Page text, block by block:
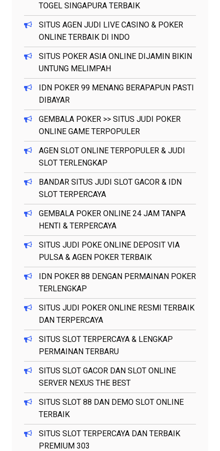
TOGEL SINGAPURA TERBAIK
SITUS AGEN JUDI LIVE CASINO & POKER
ONLINE TERBAIK DI INDO
SITUS POKER ASIA ONLINE DIJAMIN BIKIN
UNTUNG MELIMPAH
IDN POKER 99 MENANG BERAPAPUN PASTI
DIBAYAR
GEMBALA POKER >> SITUS JUDI POKER
ONLINE GAME TERPOPULER
AGEN SLOT ONLINE TERPOPULER & JUDI
SLOT TERLENGKAP
BANDAR SITUS JUDI SLOT GACOR & IDN
SLOT TERPERCAYA
GEMBALA POKER ONLINE 24 JAM TANPA
HENTI & TERPERCAYA
SITUS JUDI POKE ONLINE DEPOSIT VIA
PULSA & AGEN POKER TERBAIK
IDN POKER 88 DENGAN PERMAINAN POKER
TERLENGKAP
SITUS JUDI POKER ONLINE RESMI TERBAIK
DAN TERPERCAYA
SITUS SLOT TERPERCAYA & LENGKAP
PERMAINAN TERBARU
SITUS SLOT GACOR DAN SLOT ONLINE
SERVER NEXUS THE BEST
SITUS SLOT 88 DAN DEMO SLOT ONLINE
TERBAIK
SITUS SLOT TERPERCAYA DAN TERBAIK
PREMIUM 303